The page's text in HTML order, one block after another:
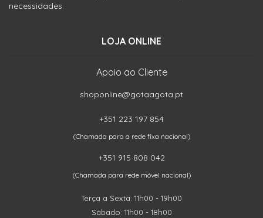
necessidades.
LOJA ONLINE
Apoio ao Cliente
shoponline@gotaagota.pt
+351 223 197 854
(Chamada para a rede fixa nacional)
+351 915 808 042
(Chamada para rede móvel nacional)
Terça a Sexta: 11h00 - 19h00
Sábado: 11h00 - 18h00